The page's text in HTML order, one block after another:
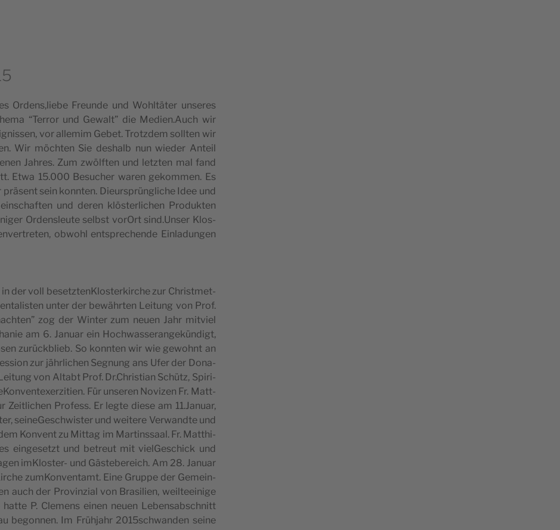
Ordens,liebe Fre­un­de und Wohl­täter unse­res
“Terror und Gewalt” die Medien.Auch wir
vor alle­mim Gebet. Trotz­dem sollten wir
Wir möc­hten Sie des­halb nun wie­der Ante­il
Jahres. Zum zwöl­f­ten und letz­ten mal fand
Etwa 15.000 Besuc­her waren gekom­men. Es
sein konn­ten. Die­ur­s­prün­glic­he Idee und
und deren klös­ter­lic­hen Pro­duk­ten
Ordens­le­u­te selbst vorOrt sind.Unser Klo­s­
obwo­hl ent­s­prec­hende Ein­la­dun­gen
der voll besetz­ten­Klo­s­ter­kirc­he zur Chri­st­met­
unter der bewähr­ten Lei­tung von Prof.
zog der Win­ter zum neu­en Jahr mit­vi­el
am 6. Janu­ar ein Hoc­hwas­se­ran­ge­kün­digt,
zurück­bli­eb. So konn­ten wir wie gewo­hnt an
zur jähr­lic­hen Seg­nung ans Ufer der Dona­
von Altabt Prof. Dr.Christian Schütz, Spi­ri­
Für unse­ren Novi­zen Fr. Matt­
Pro­fess. Er leg­te die­se am 11.Januar,
sei­ne­Ge­sc­hwi­s­ter und wei­te­re Verwand­te und
Kon­vent zu Mit­tag im Mar­tins­sa­al. Fr. Matt­hi­
ein­ge­setzt und betre­ut mit viel­Ge­sc­hick und
imKlo­s­ter- und Gäs­te­be­re­ich. Am 28. Janu­ar
zum­Kon­ven­tamt. Eine Gru­ppe der Geme­in­
auch der Pro­vin­zi­al von Bra­si­li­en, weil­te­e­i­n­ige
P. Cle­mens einen neu­en Leben­sab­sc­hnitt
begon­nen. Im Frühja­hr 2015schwanden sei­ne